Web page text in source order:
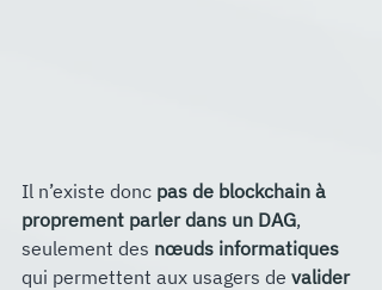
Il n’existe donc pas de blockchain à
proprement parler dans un DAG,
seulement des nœuds informatiques
qui permettent aux usagers de valider